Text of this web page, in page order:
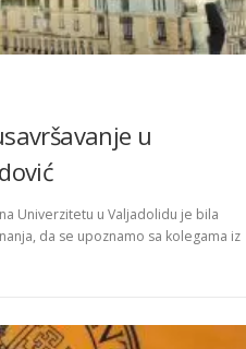
u
Univerzitetu u Valjadolidu je bila
da se upoznamo sa kolegama iz